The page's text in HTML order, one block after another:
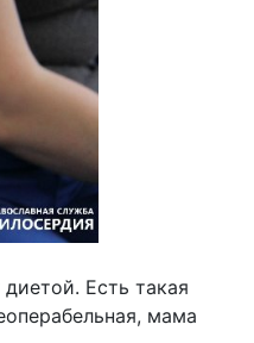
Есть такая
мама